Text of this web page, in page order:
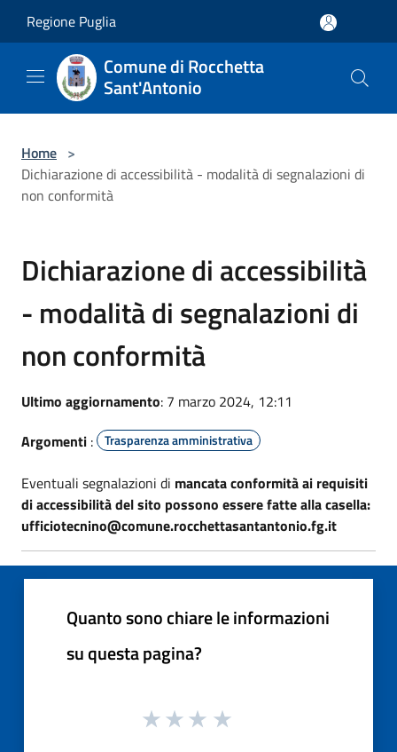
Regione Puglia
Comune di Rocchetta
Sant'Antonio
Home >
Dichiarazione di accessibilità - modalità di segnalazioni di
non conformità
Dichiarazione di accessibilità
- modalità di segnalazioni di
non conformità
Ultimo aggiornamento: 7 marzo 2024, 12:11
Argomenti : Trasparenza amministrativa
Eventuali segnalazioni di mancata conformità ai requisiti
di accessibilità del sito possono essere fatte alla casella:
ufficiotecnino@comune.rocchettasantantonio.fg.it
Quanto sono chiare le informazioni
su questa pagina?